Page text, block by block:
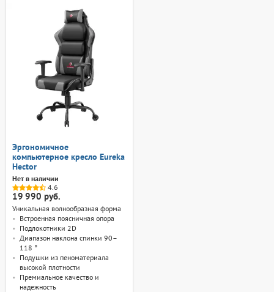
Эргономичное
компьютерное кресло Eureka
Hector
Нет в наличии
4.6
19 990 руб.
Уникальная волнообразная форма
Встроенная поясничная опора
Подлокотники 2D
Диапазон наклона спинки 90–
118 °
Подушки из пеноматериала
высокой плотности
Премиальное качество и
надежность